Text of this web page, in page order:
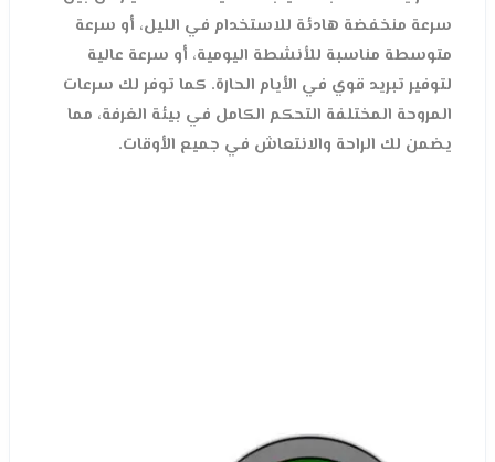
سرعة منخفضة هادئة للاستخدام في الليل، أو سرعة
متوسطة مناسبة للأنشطة اليومية، أو سرعة عالية
لتوفير تبريد قوي في الأيام الحارة. كما توفر لك سرعات
المروحة المختلفة التحكم الكامل في بيئة الغرفة، مما
يضمن لك الراحة والانتعاش في جميع الأوقات.